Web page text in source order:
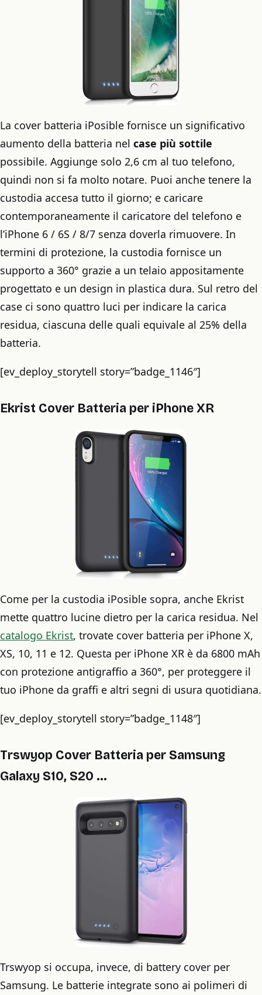
La cover batteria iPosible fornisce un significativo
aumento della batteria nel case più sottile
possibile. Aggiunge solo 2,6 cm al tuo telefono,
quindi non si fa molto notare. Puoi anche tenere la
custodia accesa tutto il giorno; e caricare
contemporaneamente il caricatore del telefono e
l’iPhone 6 / 6S / 8/7 senza doverla rimuovere. In
termini di protezione, la custodia fornisce un
supporto a 360° grazie a un telaio appositamente
progettato e un design in plastica dura. Sul retro del
case ci sono quattro luci per indicare la carica
residua, ciascuna delle quali equivale al 25% della
batteria.
[ev_deploy_storytell story=”badge_1146″]
Ekrist Cover Batteria per iPhone XR
Come per la custodia iPosible sopra, anche Ekrist
mette quattro lucine dietro per la carica residua. Nel
catalogo Ekrist, trovate cover batteria per iPhone X,
XS, 10, 11 e 12. Questa per iPhone XR è da 6800 mAh
con protezione antigraffio a 360°, per proteggere il
tuo iPhone da graffi e altri segni di usura quotidiana.
[ev_deploy_storytell story=”badge_1148″]
Trswyop Cover Batteria per Samsung
Galaxy S10, S20 …
Trswyop si occupa, invece, di battery cover per
Samsung. Le batterie integrate sono ai polimeri di